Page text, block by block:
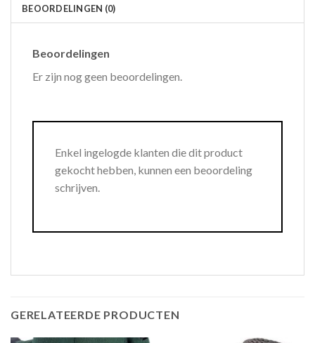
BEOORDELINGEN (0)
Beoordelingen
Er zijn nog geen beoordelingen.
Enkel ingelogde klanten die dit product
gekocht hebben, kunnen een beoordeling
schrijven.
GERELATEERDE PRODUCTEN